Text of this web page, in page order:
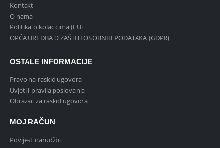
Kontakt
O nama
Politika o kolačićima (EU)
OPĆA UREDBA O ZAŠTITI OSOBNIH PODATAKA (GDPR)
OSTALE INFORMACIJE
Pravo na raskid ugovora
Uvjeti i pravila poslovanja
Obrazac za raskid ugovora
MOJ RAČUN
Povijest narudžbi